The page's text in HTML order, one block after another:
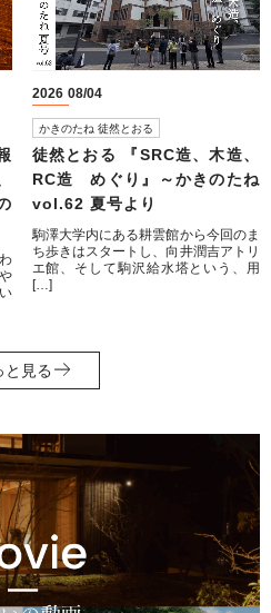
2026 08 04
かきのたね 徒然とおる
徒然とおる 『SRC造、木造、
RC造 めぐり』～かきのたね
vol.62 夏号より
駒澤大学内にある耕雲館から今回のま
ち歩きはスタートし、向井潤吉アトリ
エ館、そして駒沢給水塔という、用
[…]
と見る